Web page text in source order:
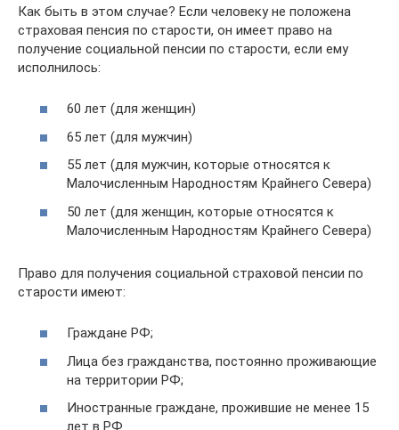
Как быть в этом случае? Если человеку не положена
страховая пенсия по старости, он имеет право на
получение социальной пенсии по старости, если ему
исполнилось:
60 лет (для женщин)
65 лет (для мужчин)
55 лет (для мужчин, которые относятся к
Малочисленным Народностям Крайнего Севера)
50 лет (для женщин, которые относятся к
Малочисленным Народностям Крайнего Севера)
Право для получения социальной страховой пенсии по
старости имеют:
Граждане РФ;
Лица без гражданства, постоянно проживающие
на территории РФ;
Иностранные граждане, прожившие не менее 15
лет в РФ